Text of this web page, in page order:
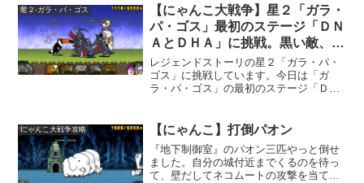
が、これは倒せるみたい。しかし、負け
ました（笑）なかなか難しい...
星２-ガラ・パ・ゴス
【にゃんこ大戦争】星２「ガラ・
パ・ゴス」最初のステージ「ＤＮ
ＡとＤＨＡ」に挑戦。黒い敵、波
動、遠距離攻撃と厄介です。
レジェンドストーリの星２「ガラ・パ・
ゴス」に挑戦しています。今日は「ガ
ラ・パ・ゴス」の最初のステージ「ＤＮ
い敵と赤黒属性の「キョセーヌ」が出て
きます。基本的に黒い敵対策...
にゃんこ大戦争攻略 【にゃんこ】打倒パオン
『地下制御室』のパオン三匹やっと倒せ
ました。自分の城付近までくるのを待っ
て、壁だしてネコムートの攻撃を当て